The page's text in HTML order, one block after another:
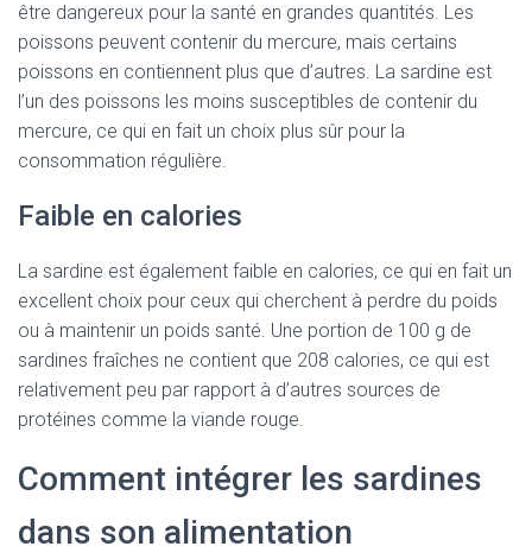
être dangereux pour la santé en grandes quantités. Les
poissons peuvent contenir du mercure, mais certains
poissons en contiennent plus que d’autres. La sardine est
l’un des poissons les moins susceptibles de contenir du
mercure, ce qui en fait un choix plus sûr pour la
consommation régulière.
Faible en calories
La sardine est également faible en calories, ce qui en fait un
excellent choix pour ceux qui cherchent à perdre du poids
ou à maintenir un poids santé. Une portion de 100 g de
sardines fraîches ne contient que 208 calories, ce qui est
relativement peu par rapport à d’autres sources de
protéines comme la viande rouge.
Comment intégrer les sardines
dans son alimentation